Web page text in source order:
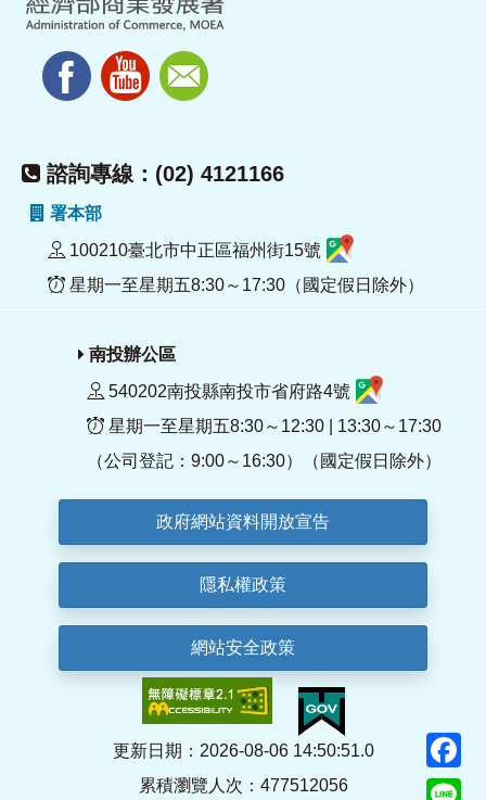
諮詢專線：(02) 4121166
署本部
100210臺北市中正區福州街15號
星期一至星期五8:30～17:30（國定假日除外）
南投辦公區
540202南投縣南投市省府路4號
星期一至星期五8:30～12:30 | 13:30～17:30
（公司登記：9:00～16:30）（國定假日除外）
政府網站資料開放宣告
隱私權政策
網站安全政策
更新日期：2026-08-06 14:50:51.0
累積瀏覽人次：477512056